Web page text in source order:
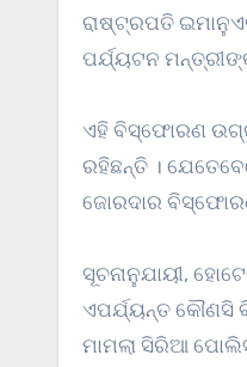
ରାଷ୍ଟ୍ରପତି
ପର୍ଯ୍ୟଟନ
ଏହି ବିସ୍ଫୋରଣ
ରହିଛନ୍ତି ।
ଜୋରଦାର ବିସ୍ଫୋରଣ
ସୂଚନାନୁଯାୟୀ,
ଏପର୍ଯ୍ୟନ୍ତ କୌଣସି
ମାମଲା ସିରିଆ